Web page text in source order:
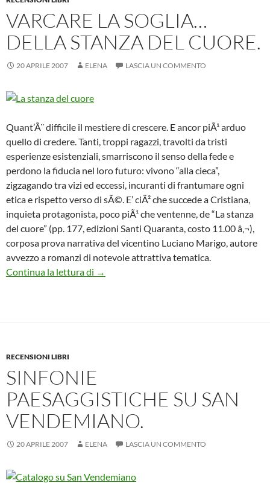
VARCARE LA SOGLIA…
DELLA STANZA DEL CUORE.
20 APRILE 2007 ELENA LASCIA UN COMMENTO
Quant’Ã¨ difficile il mestiere di crescere. E ancor piÃ¹ arduo
quello di credere. Tanti, troppi ragazzi, travolti da tristi
esperienze esistenziali, smarriscono il senso della fede e
perdono la fiducia nel loro futuro: vivono “alla cieca”,
zigzagando tra vizi ed eccessi, incuranti di frantumare ogni
etica e rispetto verso di sÃ©. E’ ciÃ² che succede a Cristiana,
inquieta protagonista, poco piÃ¹ che ventenne, de “La stanza
del cuore” (pp. 177, edizioni Santi Quaranta, costo 11.00 â‚¬),
corposa prova narrativa del vicentino Luciano Marigo, autore
avvezzo a romanzi di notevole attrattiva tematica.
Continua la lettura di
Varcare la soglia…Della stanza del cuore.
→
RECENSIONI LIBRI
SINFONIE
PAESAGGISTICHE SU SAN
VENDEMIANO.
20 APRILE 2007 ELENA LASCIA UN COMMENTO